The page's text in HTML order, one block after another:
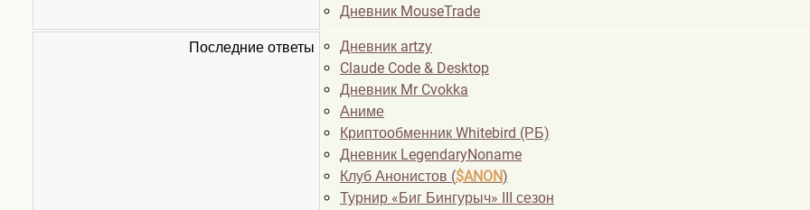
Дневник MouseTrade
Последние ответы
Дневник artzy
Claude Code & Desktop
Дневник Mr Cvokka
Аниме
Криптообменник Whitebird (РБ)
Дневник LegendaryNoname
Клуб Анонистов ($ANON)
Турнир «Биг Бингурыч» III сезон